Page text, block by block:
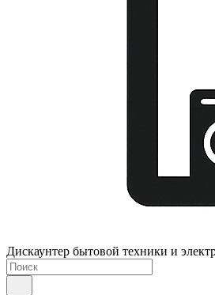
Дискаунтер бытовой техники и